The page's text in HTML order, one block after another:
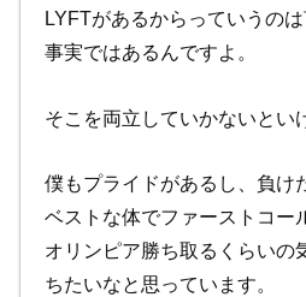
LYFTがあるからっていうの
事実ではあるんですよ。
そこを両立していかないとい
僕もプライドがあるし、負け
ベストな体でファーストコー
オリンピア勝ち取るくらいの
ちたいなと思っています。